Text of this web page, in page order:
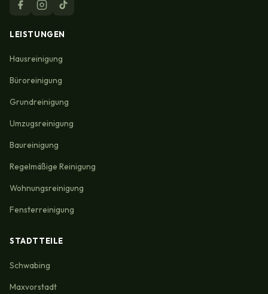
LEISTUNGEN
Hausreinigung
Büroreinigung
Grundreinigung
Umzugsreinigung
Baureinigung
Regelmäßige Reinigung
Wohnungsreinigung
Fensterreinigung
STADTTEILE
Schwabing
Maxvorstadt